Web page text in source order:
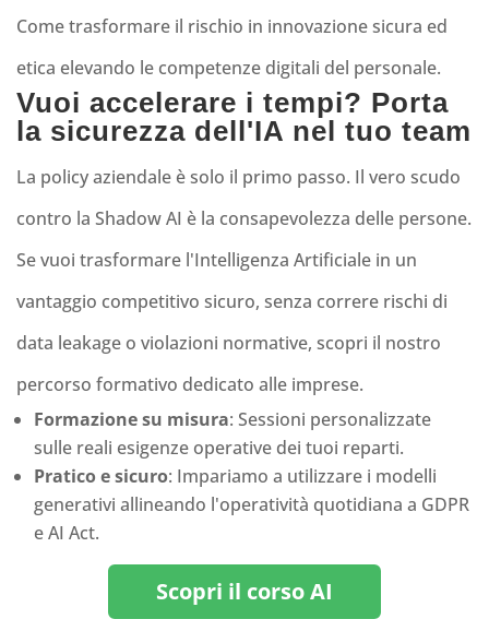
Come trasformare il rischio in innovazione sicura ed
etica elevando le competenze digitali del personale.
Vuoi accelerare i tempi? Porta
la sicurezza dell'IA nel tuo team
La policy aziendale è solo il primo passo. Il vero scudo
contro la Shadow AI è la consapevolezza delle persone.
Se vuoi trasformare l'Intelligenza Artificiale in un
vantaggio competitivo sicuro, senza correre rischi di
data leakage o violazioni normative, scopri il nostro
percorso formativo dedicato alle imprese.
Formazione su misura: Sessioni personalizzate
sulle reali esigenze operative dei tuoi reparti.
Pratico e sicuro: Impariamo a utilizzare i modelli
generativi allineando l'operatività quotidiana a GDPR
e AI Act.
Scopri il corso AI